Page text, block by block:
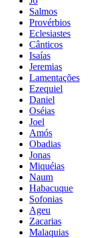
Salmos
Provérbios
Eclesiastes
Cânticos
Isaías
Jeremias
Lamentações
Ezequiel
Daniel
Oséias
Joel
Amós
Obadias
Jonas
Miquéias
Naum
Habacuque
Sofonias
Ageu
Zacarias
Malaquias